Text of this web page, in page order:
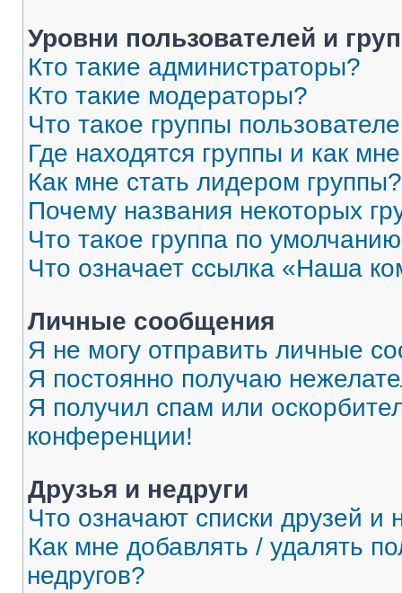
Уровни пользователей и
Кто такие администраторы?
Кто такие модераторы?
Что такое группы
Где находятся группы и как
Как мне стать лидером группы?
Почему названия некоторых
Что такое группа по
Что означает ссылка «Наша
Личные сообщения
Я не могу отправить личные
Я постоянно получаю
Я получил спам или
конференции!
Друзья и недруги
Что означают списки друзей и
Как мне добавлять / удалять
недругов?